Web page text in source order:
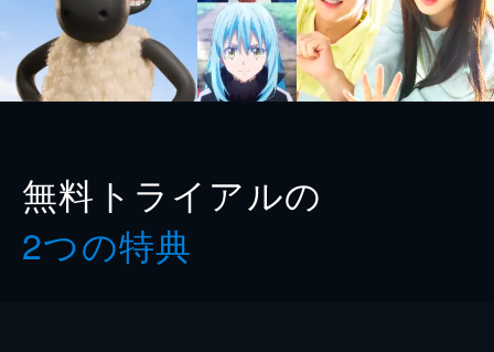
無料トライアルの
2つの特典